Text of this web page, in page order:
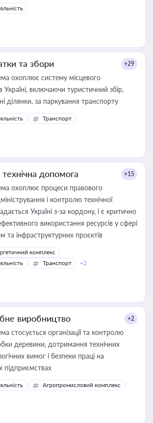
та збори +29
охоплює систему місцевого
Україні, включаючи туристичний збір,
плату за земельні ділянки, за паркування транспорту
Транспорт
допомога +15
охоплює процеси правового
і контролю технічної
Україні з-за кордону, і є критично
використання ресурсів у сфері
та інфраструктурних проєктів
комплекс
Транспорт +2
виробництво +2
стосується організації та контролю
деревини, дотримання технічних
вимог і безпеки праці на
підприємствах
Агропромисловий комплекс